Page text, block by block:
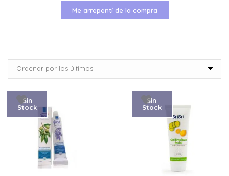
Sin
Stock
Sin
Stock
Me arrepentí de la compra